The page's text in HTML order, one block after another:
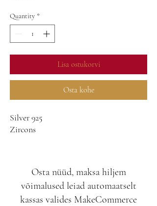
Quantity *
Lisa ostukorvi
Osta kohe
Silver 925
Zircons
Osta nüüd, maksa hiljem
võimalused leiad automaatselt
kassas valides MakeCommerce